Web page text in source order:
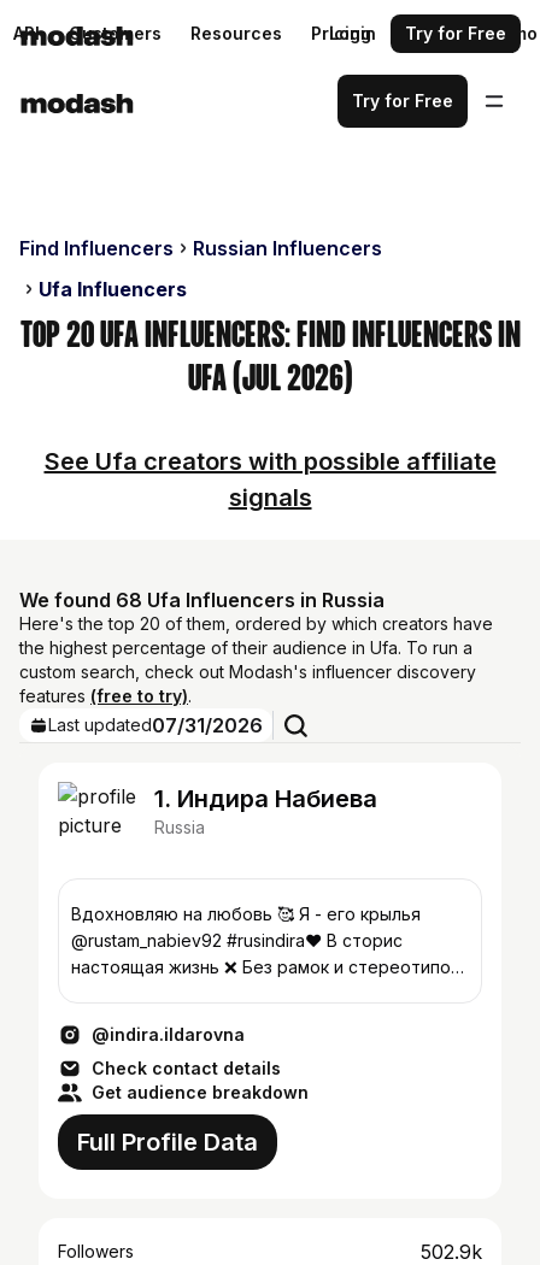
API Customers Resources Pricing Request a demo
Login Try for Free
Try for Free
Find Influencers
Russian Influencers
Ufa Influencers
Top 20 Ufa Influencers: Find Influencers in
Ufa (Jul 2026)
See Ufa creators with possible affiliate
signals
We found 68 Ufa Influencers in Russia
Here's the top 20 of them, ordered by which creators have
the highest percentage of their audience in Ufa. To run a
custom search, check out Modash's influencer discovery
features (free to try).
Last updated07/31/2026
1. Индира Набиева
Russia
Вдохновляю на любовь 🥰 Я - его крылья
@rustam_nabiev92 #rusindira♥️ В сторис
настоящая жизнь ❌ Без рамок и стереотипов
@indira.ildarovna
Check contact details
Get audience breakdown
Full Profile Data
Followers 502.9k